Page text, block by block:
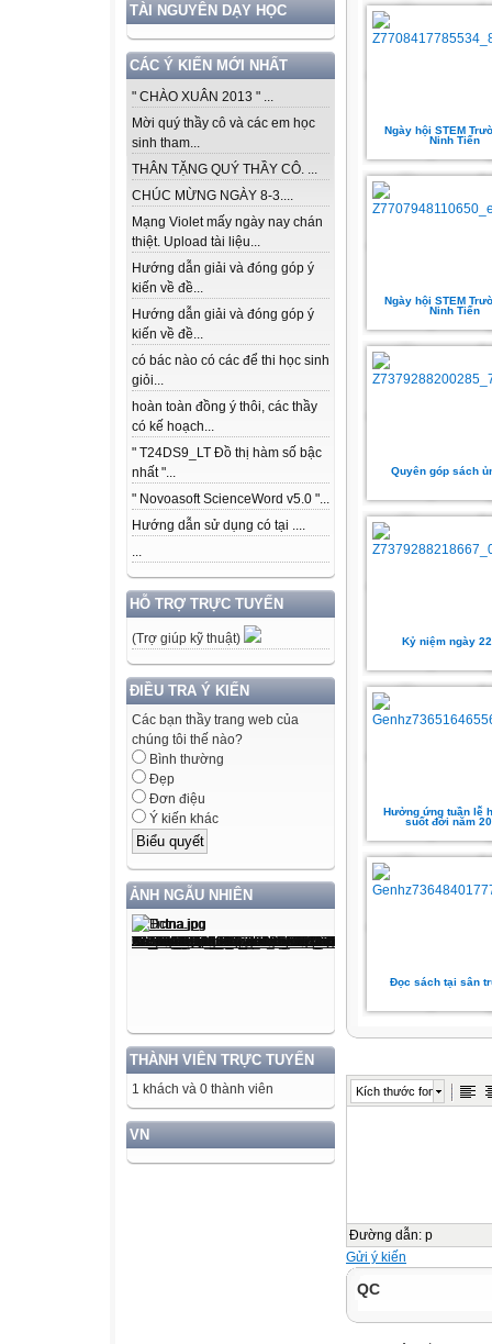
TÀI NGUYÊN DẠY HỌC
CÁC Ý KIẾN MỚI NHẤT
" CHÀO XUÂN 2013 " ...
Mời quý thầy cô và các em học
sinh tham...
THÂN TẶNG QUÝ THẦY CÔ. ...
CHÚC MỪNG NGÀY 8-3....
Mạng Violet mấy ngày nay chán
thiệt. Upload tài liệu...
Hướng dẫn giải và đóng góp ý
kiến về đề...
Hướng dẫn giải và đóng góp ý
kiến về đề...
có bác nào có các để thi học sinh
giỏi...
hoàn toàn đồng ý thôi, các thầy
có kế hoạch...
" T24DS9_LT Đồ thị hàm số bậc
nhất "...
" Novoasoft ScienceWord v5.0 "...
Hướng dẫn sử dụng có tại ....
...
HỖ TRỢ TRỰC TUYẾN
(Trợ giúp kỹ thuật)
ĐIỀU TRA Ý KIẾN
Các bạn thầy trang web của
chúng tôi thế nào?
Bình thường
Đẹp
Đơn điệu
Ý kiến khác
ẢNH NGẪU NHIÊN
THÀNH VIÊN TRỰC TUYẾN
1 khách và 0 thành viên
VN
Ngày hội STEM
Ninh Tiến
Ngày hội STEM
Ninh Tiến
Quyên góp sách
Kỷ niệm ngày
Hưởng ứng tuần lễ
suốt đời năm
Đọc sách tại sân
Kích thước font
Đường dẫn: p
Gửi ý kiến
QC